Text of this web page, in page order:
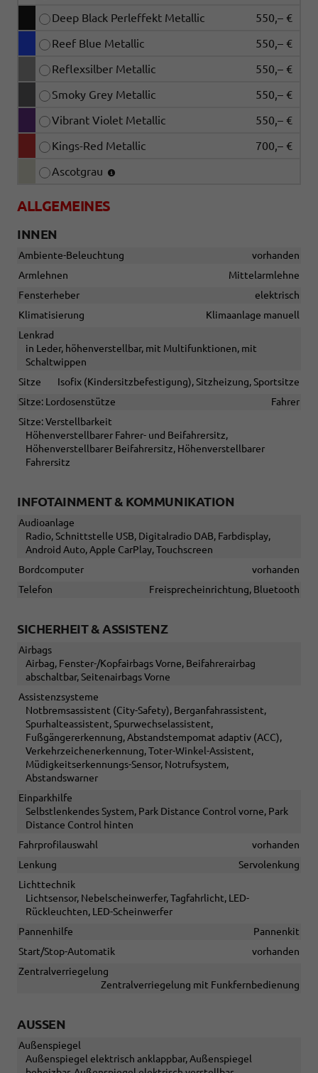
Deep Black Perleffekt Metallic
550,– €
Reef Blue Metallic
550,– €
Reflexsilber Metallic
550,– €
Smoky Grey Metallic
550,– €
Vibrant Violet Metallic
550,– €
Kings-Red Metallic
700,– €
Ascotgrau
ALLGEMEINES
INNEN
Ambiente-Beleuchtung
vorhanden
Armlehnen
Mittelarmlehne
Fensterheber
elektrisch
Klimatisierung
Klimaanlage manuell
Lenkrad
in Leder, höhenverstellbar, mit Multifunktionen, mit
Schaltwippen
Sitze
Isofix (Kindersitzbefestigung), Sitzheizung, Sportsitze
Sitze: Lordosenstütze
Fahrer
Sitze: Verstellbarkeit
Höhenverstellbarer Fahrer- und Beifahrersitz,
Höhenverstellbarer Beifahrersitz, Höhenverstellbarer
Fahrersitz
INFOTAINMENT & KOMMUNIKATION
Audioanlage
Radio, Schnittstelle USB, Digitalradio DAB, Farbdisplay,
Android Auto, Apple CarPlay, Touchscreen
Bordcomputer
vorhanden
Telefon
Freisprecheinrichtung, Bluetooth
SICHERHEIT & ASSISTENZ
Airbags
Airbag, Fenster-/Kopfairbags Vorne, Beifahrerairbag
abschaltbar, Seitenairbags Vorne
Assistenzsysteme
Notbremsassistent (City-Safety), Berganfahrassistent,
Spurhalteassistent, Spurwechselassistent,
Fußgängererkennung, Abstandstempomat adaptiv (ACC),
Verkehrzeichenerkennung, Toter-Winkel-Assistent,
Müdigkeitserkennungs-Sensor, Notrufsystem,
Abstandswarner
Einparkhilfe
Selbstlenkendes System, Park Distance Control vorne, Park
Distance Control hinten
Fahrprofilauswahl
vorhanden
Lenkung
Servolenkung
Lichttechnik
Lichtsensor, Nebelscheinwerfer, Tagfahrlicht, LED-
Rückleuchten, LED-Scheinwerfer
Pannenhilfe
Pannenkit
Start/Stop-Automatik
vorhanden
Zentralverriegelung
Zentralverriegelung mit Funkfernbedienung
AUSSEN
Außenspiegel
Außenspiegel elektrisch anklappbar, Außenspiegel